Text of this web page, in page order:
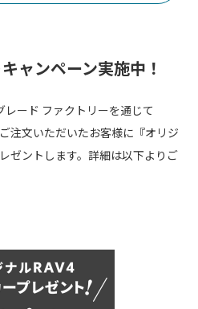
ャンペーン実施中！
ード ファクトリーを通じて
注文いただいたお客様に『オリジ
ゼントします。詳細は以下よりご